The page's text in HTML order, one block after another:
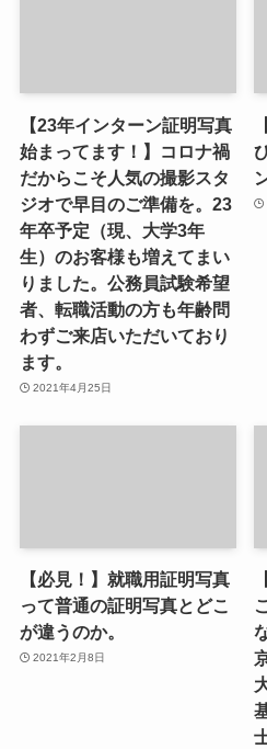
【23年インターン証明写真
始まってます！】コロナ禍
だからこそ人気の撮影スタ
ジオで早目のご準備を。23
年卒予定（現、大学3年
生）のお客様も増えてまい
りました。公務員試験希望
者、転職活動の方も年齢問
わずご来店いただいており
ます。
2021年4月25日
【必見！】就職用証明写真
って普通の証明写真とどこ
が違うのか。
2021年2月8日